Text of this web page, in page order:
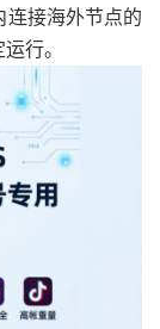
连接海外节点的
行。